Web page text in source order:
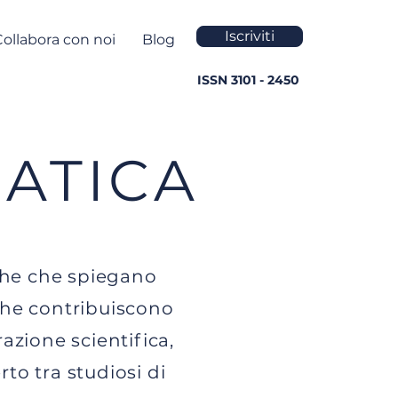
con noi Blog Iscriviti
ISSN 3101 - 2450
che spiegano
contribuiscono
scientifica,
tra studiosi di